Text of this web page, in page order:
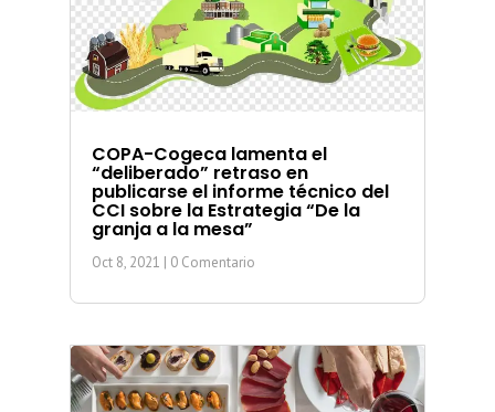
COPA-Cogeca lamenta el
“deliberado” retraso en
publicarse el informe técnico del
CCI sobre la Estrategia “De la
granja a la mesa”
Oct 8, 2021 | 0 Comentario